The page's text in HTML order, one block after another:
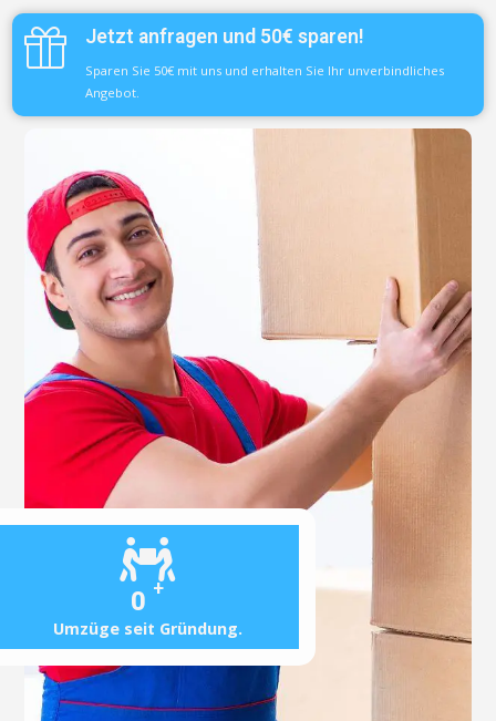
0 +
Umzüge seit Gründung.
Jetzt anfragen und 50€ sparen!
Sparen Sie 50€ mit uns und erhalten Sie Ihr unverbindliches
Angebot.